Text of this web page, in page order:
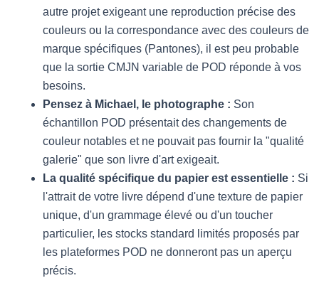
autre projet exigeant une reproduction précise des
couleurs ou la correspondance avec des couleurs de
marque spécifiques (Pantones), il est peu probable
que la sortie CMJN variable de POD réponde à vos
besoins.
Pensez à Michael, le photographe : Son
échantillon POD présentait des changements de
couleur notables et ne pouvait pas fournir la "qualité
galerie" que son livre d'art exigeait.
La qualité spécifique du papier est essentielle : Si
l'attrait de votre livre dépend d'une texture de papier
unique, d'un grammage élevé ou d'un toucher
particulier, les stocks standard limités proposés par
les plateformes POD ne donneront pas un aperçu
précis.